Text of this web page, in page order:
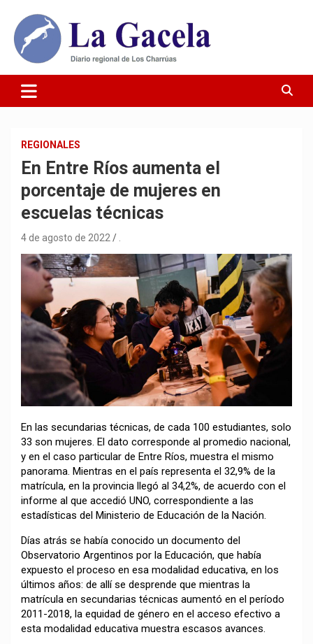
contenido
Diario La Gacela
REGIONALES
En Entre Ríos aumenta el
porcentaje de mujeres en
escuelas técnicas
4 de agosto de 2022
En las secundarias técnicas, de cada 100 estudiantes, solo
33 son mujeres. El dato corresponde al promedio nacional,
y en el caso particular de Entre Ríos, muestra el mismo
panorama. Mientras en el país representa el 32,9% de la
matrícula, en la provincia llegó al 34,2%, de acuerdo con el
informe al que accedió UNO, correspondiente a las
estadísticas del Ministerio de Educación de la Nación.
Días atrás se había conocido un documento del
Observatorio Argentinos por la Educación, que había
expuesto el proceso en esa modalidad educativa, en los
últimos años: de allí se desprende que mientras la
matrícula en secundarias técnicas aumentó en el período
2011-2018, la equidad de género en el acceso efectivo a
esta modalidad educativa muestra escasos avances.